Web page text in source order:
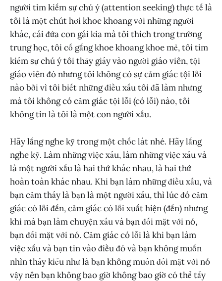
người tìm kiếm sự chú ý (attention seeking) thực tế là
tôi là một chút hơi khoe khoang với những người
khác, cái đứa con gái kia mà tôi thích trong trường
trung học, tôi cố gắng khoe khoang khoe mẻ, tôi tìm
kiếm sự chú ý tôi thảy giấy vào người giáo viên, tội
giáo viên đó nhưng tôi không có sự cảm giác tội lỗi
nào bởi vì tôi biết những điều xấu tôi đã làm nhưng
mà tôi không có cảm giác tội lỗi (có lỗi) nào, tôi
không tin là tôi là một con người xấu.
Hãy lắng nghe kỹ trong một chốc lát nhé. Hãy lắng
nghe kỹ. Làm những việc xấu, làm những việc xấu và
là một người xấu là hai thứ khác nhau, là hai thứ
hoàn toàn khác nhau. Khi bạn làm những điều xấu, và
bạn cảm thấy là bạn là một người xấu, thì lúc đó cảm
giác có lỗi đến, cảm giác có lỗi xuất hiện (đến) nhưng
khi mà bạn làm chuyện xấu và bạn đối mặt với nó,
bạn đối mặt với nó. Cảm giác có lỗi là khi bạn làm
việc xấu và bạn tin vào điều đó và bạn không muốn
nhìn thấy kiểu như là bạn không muốn đối mặt với nó
vậy nên bạn không bao giờ không bao giờ có thể tẩy